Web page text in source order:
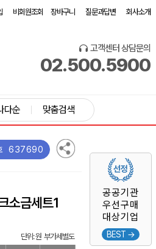
비회원조회 장바구니 질문과답변 회사소개
고객센터 상담문의
02.500.5900
공공기관
우선구매
대상기업
BEST →
다순 맞춤검색
637690
소금세트1
단위: 원 부가세별도